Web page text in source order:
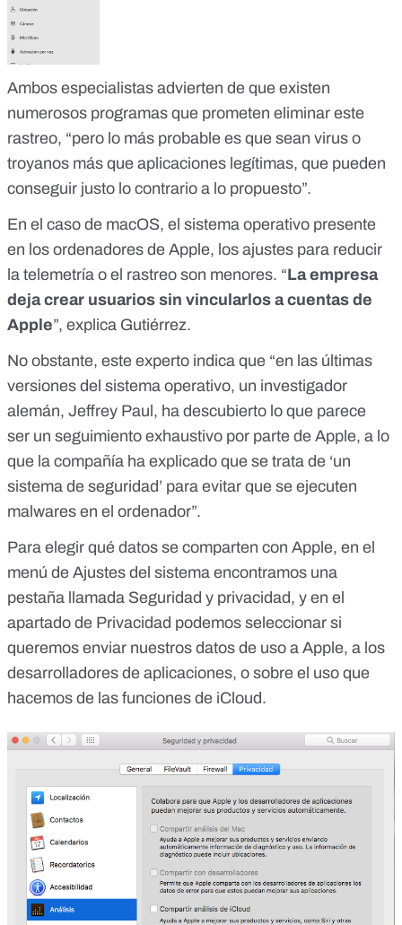
Ambos especialistas advierten de que existen
numerosos programas que prometen eliminar este
rastreo, “pero lo más probable es que sean virus o
troyanos más que aplicaciones legítimas, que pueden
conseguir justo lo contrario a lo propuesto”.
En el caso de macOS, el sistema operativo presente
en los ordenadores de Apple, los ajustes para reducir
la telemetría o el rastreo son menores. “La empresa
deja crear usuarios sin vincularlos a cuentas de
Apple”, explica Gutiérrez.
No obstante, este experto indica que “en las últimas
versiones del sistema operativo, un investigador
alemán, Jeffrey Paul , ha descubierto lo que parece
ser un seguimiento exhaustivo por parte de Apple, a lo
que la compañía ha explicado que se trata de ‘un
sistema de seguridad’ para evitar que se ejecuten
malwares en el ordenador”.
Para elegir qué datos se comparten con Apple, en el
menú de Ajustes del sistema encontramos una
pestaña llamada Seguridad y privacidad, y en el
apartado de Privacidad podemos seleccionar si
queremos enviar nuestros datos de uso a Apple, a los
desarrolladores de aplicaciones, o sobre el uso que
hacemos de las funciones de iCloud.